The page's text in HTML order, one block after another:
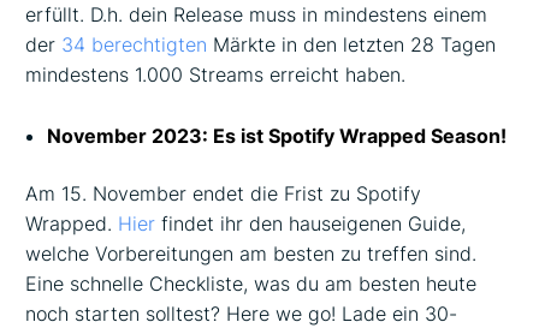
erfüllt. D.h. dein Release muss in mindestens einem
der 34 berechtigten Märkte in den letzten 28 Tagen
mindestens 1.000 Streams erreicht haben.
November 2023: Es ist Spotify Wrapped Season!
Am 15. November endet die Frist zu Spotify
Wrapped. Hier findet ihr den hauseigenen Guide,
welche Vorbereitungen am besten zu treffen sind.
Eine schnelle Checkliste, was du am besten heute
noch starten solltest? Here we go! Lade ein 30-